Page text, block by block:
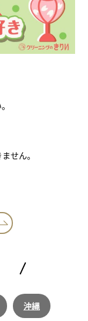
せん。
沖縄